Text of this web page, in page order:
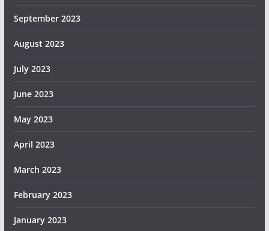
September 2023
August 2023
July 2023
June 2023
May 2023
April 2023
March 2023
February 2023
January 2023